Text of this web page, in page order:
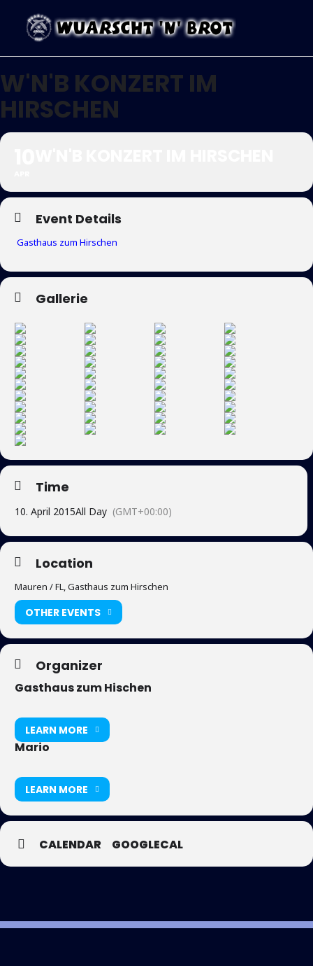
W'N'B KONZERT IM
HIRSCHEN
Event Details
Gasthaus zum Hirschen
Gallerie
Time
10. April 2015All Day (GMT+00:00)
Location
Mauren / FL, Gasthaus zum Hirschen
OTHER EVENTS
Organizer
Gasthaus zum Hischen
LEARN MORE
Mario
LEARN MORE
CALENDAR GOOGLECAL